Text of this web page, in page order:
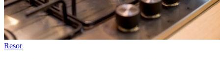
Resor